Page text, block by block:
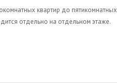
квартир до пятикомнатных
отдельно на отдельном этаже.